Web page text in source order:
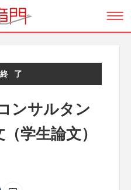
了
ンサルタン
学生論文）